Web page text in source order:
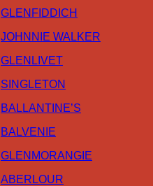
GLENFIDDICH
JOHNNIE WALKER
GLENLIVET
SINGLETON
BALLANTINE’S
BALVENIE
GLENMORANGIE
ABERLOUR